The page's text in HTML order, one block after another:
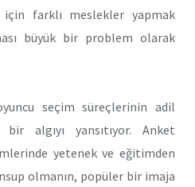
için farklı meslekler yapmak
büyük bir problem olarak
seçim süreçlerinin adil
bir algıyı yansıtıyor. Anket
yetenek ve eğitimden
olmanın, popüler bir imaja